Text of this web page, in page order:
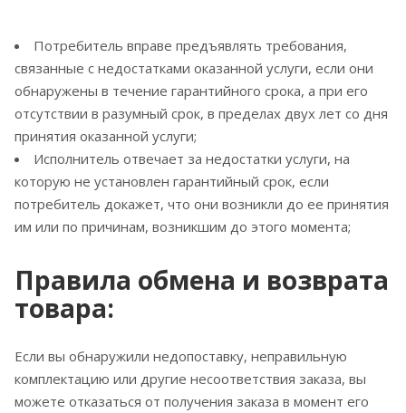
Потребитель вправе предъявлять требования,
связанные с недостатками оказанной услуги, если они
обнаружены в течение гарантийного срока, а при его
отсутствии в разумный срок, в пределах двух лет со дня
принятия оказанной услуги;
Исполнитель отвечает за недостатки услуги, на
которую не установлен гарантийный срок, если
потребитель докажет, что они возникли до ее принятия
им или по причинам, возникшим до этого момента;
Правила обмена и возврата
товара:
Если вы обнаружили недопоставку, неправильную
комплектацию или другие несоответствия заказа, вы
можете отказаться от получения заказа в момент его